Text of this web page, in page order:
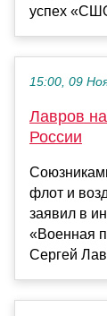
успех
15:00, 09
Лавров
России
флот и
заявил в
«Военная
Сергей